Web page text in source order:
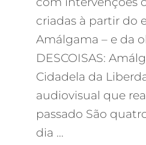
criadas à partir do
Amálgama – e da
DESCOISAS:
Cidadela da
audiovisual que
passado São
dia …